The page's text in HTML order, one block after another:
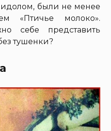
были не менее
«Птичье молоко».
себе представить
тушенки?